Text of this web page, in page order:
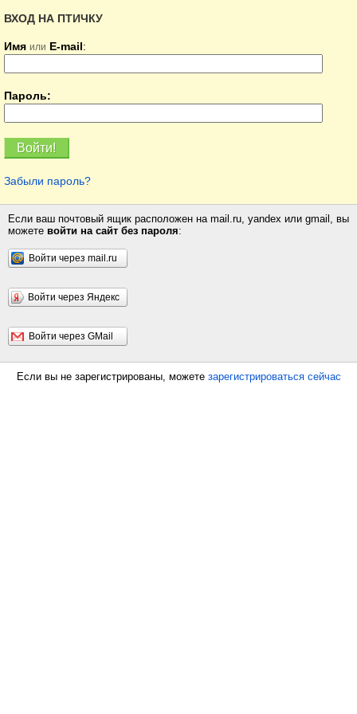
ВХОД НА ПТИЧКУ
Имя или E-mail:
Пароль:
Забыли пароль?
Если ваш почтовый ящик расположен на mail.ru, yandex или gmail, вы
можете войти на сайт без пароля:
Войти через mail.ru
Войти через Яндекс
Войти через GMail
Если вы не зарегистрированы, можете зарегистрироваться сейчас